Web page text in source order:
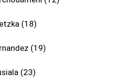
18
19
23